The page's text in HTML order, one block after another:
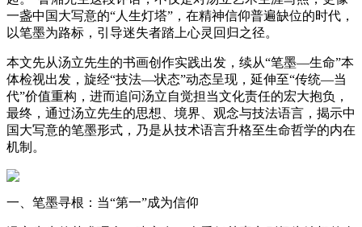
一盏中国大写意的“人生灯塔”，在精神信仰普遍缺位的时代，
以笔墨为路标，引导迷失者踏上心灵回归之径。
本文先从汤立先生的书画创作实践出发，续从“笔墨—生命”本
体检视出发，旋经“技法—状态”动态呈现，延伸至“传统—当
代”价值重构，进而追问汤立自觉担当文化责任的宏大抱负，
最终，通过汤立先生的思想、境界、观念与技法语言，揭示中
国大写意的笔墨形式，乃是从技术语言升格至生命哲学的内在
机制。
一、笔墨寻根：当“第一”成为信仰